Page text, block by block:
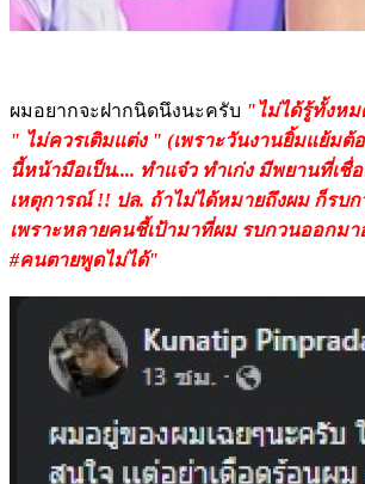
ผมอยากจะฝากนิดนึงนะครับ "ไม่ได้รู้ทั้งห
" ไม่ควรเติมแต่ง " (เพราะวันงานยิ้มแย้มต้
นี้หน้ามือเป็น.... ทำแจ๋ว ทำเก่ง มีพยานที่เชื่
เหตุการณ์ !! ปล. ถ้าไม่ได้หมายถึงผม ก็รบ
เพราะหลายคนชี้เป้ามาที่ผม รบกวนออกม
#คนตายพูดไม่ได้"